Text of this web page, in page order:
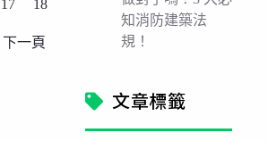
17 18
下一頁
知消防建築法
規！
文章標籤